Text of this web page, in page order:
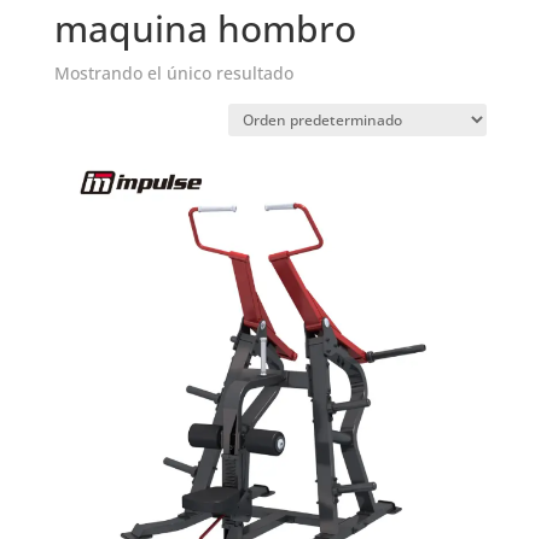
maquina hombro
Mostrando el único resultado